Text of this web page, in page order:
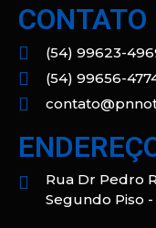
CONTATO
(54) 99623-
(54) 99656-
Rua Dr Pedro
Segundo Piso -